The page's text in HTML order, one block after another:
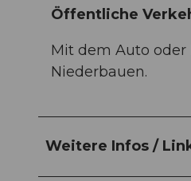
Öffentliche
Mit dem Auto oder
Niederbauen.
Weitere Infos /